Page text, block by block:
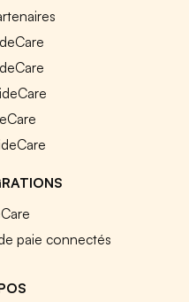
paie connectés